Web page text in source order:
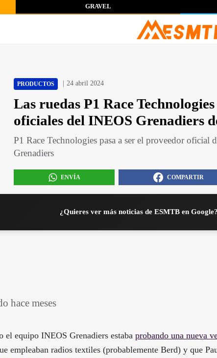
GRAVEL
PRODUCTOS 24 abril 2024
Las ruedas P1 Race
oficiales del INEOS Grenadiers
P1 Race Technologies pasa a ser el proveedor oficial
Grenadiers
ENVÍA COMPARTIR
¿Quieres ver más noticias de ESMTB en Google?
hace meses
el equipo INEOS Grenadiers estaba probando una nueva
empleaban radios textiles (probablemente Berd) y que